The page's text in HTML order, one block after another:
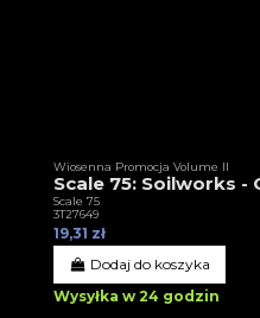
Wiosenna Promocja Volume II
Scale 75: Soilworks -
Scale 75
3T27649
19,31 zł
Dodaj do koszyka
Wysyłka w 24 godzin